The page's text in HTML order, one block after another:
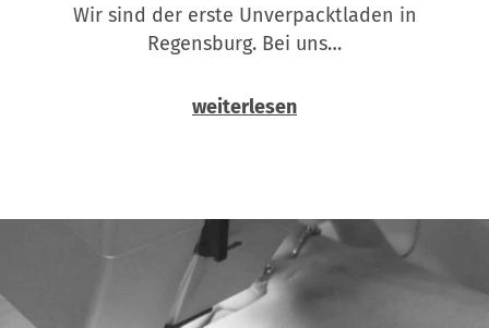
Wir sind der erste Unverpacktladen in
Regensburg. Bei uns…
weiterlesen